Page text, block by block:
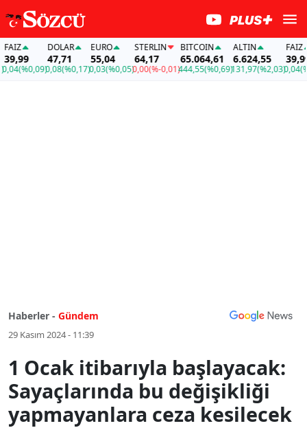
(%0,09)
DOLAR
47,71
0,08(%0,17)
EURO
55,04
0,03(%0,05)
STERLIN
64,17
0,00(%-0,01)
BITCOIN
65.064,61
444,55(%0,69)
ALTIN
6.624,55
131,97(%2,03)
FAİZ
39,99
0,04
Haberler - Gündem
29 Kasım 2024 - 11:39
1 Ocak itibarıyla başlayacak:
Sayaçlarında bu değişikliği
yapmayanlara ceza kesilecek